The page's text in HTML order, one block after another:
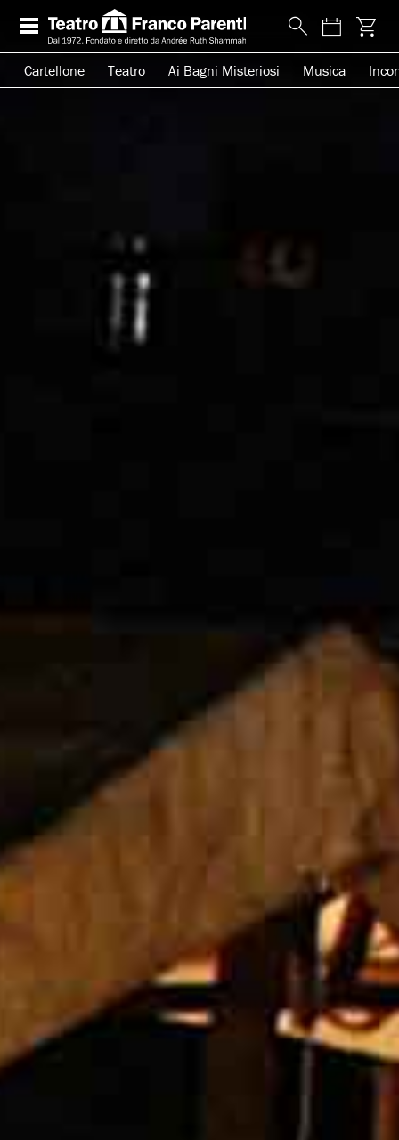
Cartellone Teatro Ai Bagni Misteriosi Musica